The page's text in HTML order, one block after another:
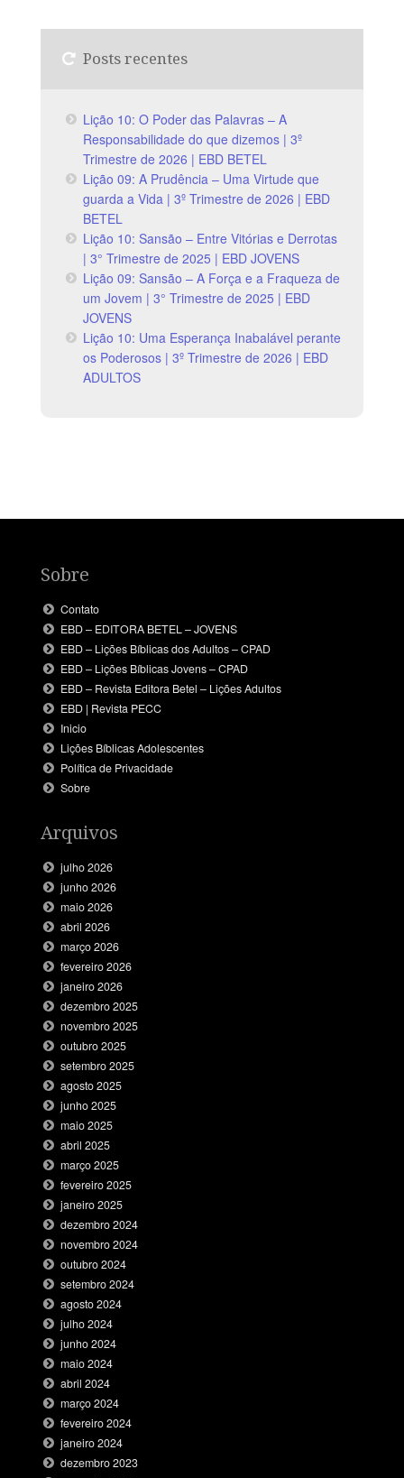
Posts recentes
Lição 10: O Poder das Palavras – A
Responsabilidade do que dizemos | 3º
Trimestre de 2026 | EBD BETEL
Lição 09: A Prudência – Uma Virtude que
guarda a Vida | 3º Trimestre de 2026 | EBD
BETEL
Lição 10: Sansão – Entre Vitórias e Derrotas
| 3° Trimestre de 2025 | EBD JOVENS
Lição 09: Sansão – A Força e a Fraqueza de
um Jovem | 3° Trimestre de 2025 | EBD
JOVENS
Lição 10: Uma Esperança Inabalável perante
os Poderosos | 3º Trimestre de 2026 | EBD
ADULTOS
Sobre
Contato
EBD – EDITORA BETEL – JOVENS
EBD – Lições Bíblicas dos Adultos – CPAD
EBD – Lições Bíblicas Jovens – CPAD
EBD – Revista Editora Betel – Lições Adultos
EBD | Revista PECC
Inicio
Lições Bíblicas Adolescentes
Política de Privacidade
Sobre
Arquivos
julho 2026
junho 2026
maio 2026
abril 2026
março 2026
fevereiro 2026
janeiro 2026
dezembro 2025
novembro 2025
outubro 2025
setembro 2025
agosto 2025
junho 2025
maio 2025
abril 2025
março 2025
fevereiro 2025
janeiro 2025
dezembro 2024
novembro 2024
outubro 2024
setembro 2024
agosto 2024
julho 2024
junho 2024
maio 2024
abril 2024
março 2024
fevereiro 2024
janeiro 2024
dezembro 2023